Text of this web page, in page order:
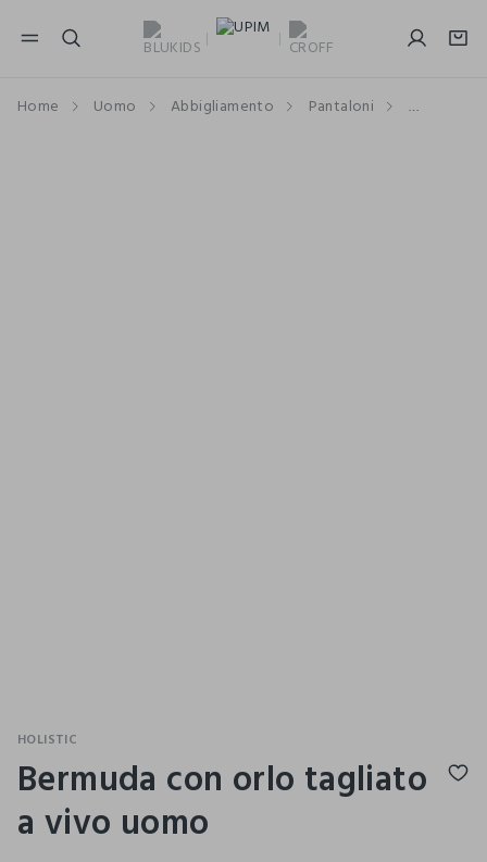
NAVIGATION.ARIA.GOTOMAINCONTENT
Home Uomo Abbigliamento Pantaloni Bermuda
HOLISTIC
Bermuda con orlo tagliato
a vivo uomo